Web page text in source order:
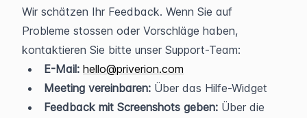
Wir schätzen Ihr Feedback. Wenn Sie auf
Probleme stossen oder Vorschläge haben,
kontaktieren Sie bitte unser Support-Team:
E-Mail: hello@priverion.com
Meeting vereinbaren: Über das Hilfe-Widget
Feedback mit Screenshots geben: Über die